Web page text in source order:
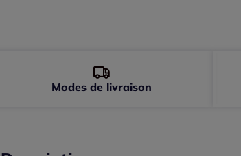
Modes de livraison